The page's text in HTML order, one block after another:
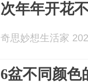
次年年开花
奇思妙想生活家
6盆不同颜色